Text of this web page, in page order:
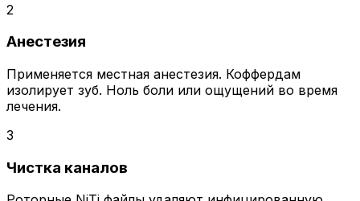
2
Анестезия
Применяется местная анестезия. Коффердам
изолирует зуб. Ноль боли или ощущений во время
лечения.
3
Чистка каналов